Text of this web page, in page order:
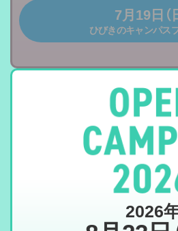
7月19日（
ひびきのキャンパス
2026